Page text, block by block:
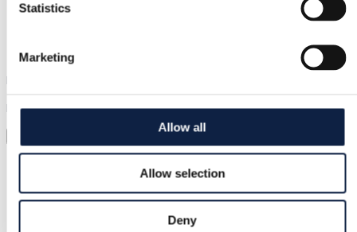
Statistics
Marketing
Allow all
Allow selection
Deny
Support
Probier es an, bevor du es kaufst
Lade einfach ein Foto hoch und probiere alles an
Damen/Schuhe/Stiefel